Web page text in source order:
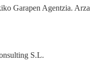
Garapen Agentzia.
S.L.